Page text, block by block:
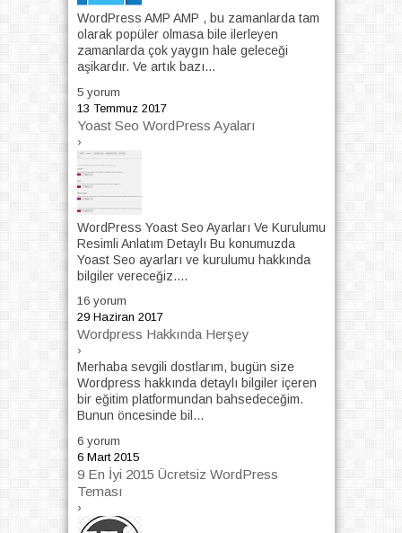
WordPress AMP AMP , bu zamanlarda tam
olarak popüler olmasa bile ilerleyen
zamanlarda çok yaygın hale geleceği
aşikardır. Ve artık bazı...
5 yorum
13 Temmuz 2017
Yoast Seo WordPress Ayaları
›
WordPress Yoast Seo Ayarları Ve Kurulumu
Resimli Anlatım Detaylı Bu konumuzda
Yoast Seo ayarları ve kurulumu hakkında
bilgiler vereceğiz....
16 yorum
29 Haziran 2017
Wordpress Hakkında Herşey
›
Merhaba sevgili dostlarım, bugün size
Wordpress hakkında detaylı bilgiler içeren
bir eğitim platformundan bahsedeceğim.
Bunun öncesinde bil...
6 yorum
6 Mart 2015
9 En İyi 2015 Ücretsiz WordPress
Teması
›